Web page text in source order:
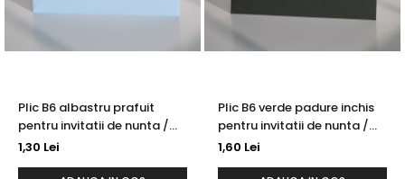
Marturii cu citate
Plic B6 albastru prafuit
pentru invitatii de nunta /
felicitari
1,30 Lei
Plic B6 verde padure inchis
pentru invitatii de nunta /
felicitari
1,60 Lei